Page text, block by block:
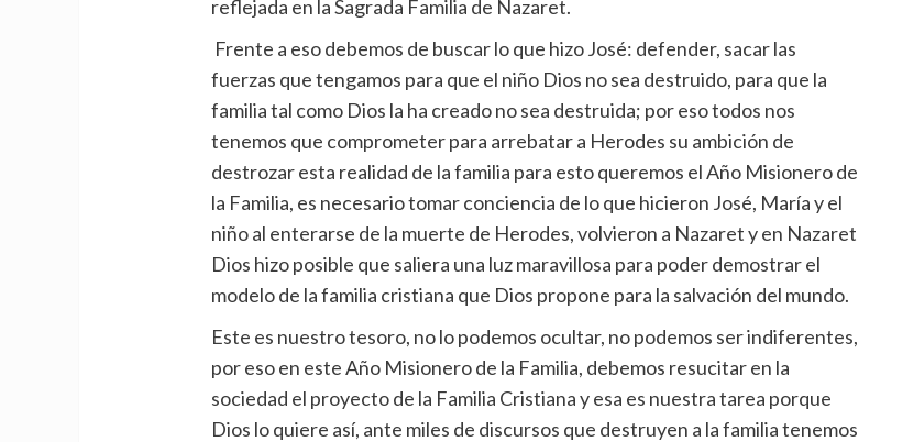
reflejada en la Sagrada Familia de Nazaret.
Frente a eso debemos de buscar lo que hizo José: defender, sacar las
fuerzas que tengamos para que el niño Dios no sea destruido, para que la
familia tal como Dios la ha creado no sea destruida; por eso todos nos
tenemos que comprometer para arrebatar a Herodes su ambición de
destrozar esta realidad de la familia para esto queremos el Año Misionero de
la Familia, es necesario tomar conciencia de lo que hicieron José, María y el
niño al enterarse de la muerte de Herodes, volvieron a Nazaret y en Nazaret
Dios hizo posible que saliera una luz maravillosa para poder demostrar el
modelo de la familia cristiana que Dios propone para la salvación del mundo.
Este es nuestro tesoro, no lo podemos ocultar, no podemos ser indiferentes,
por eso en este Año Misionero de la Familia, debemos resucitar en la
sociedad el proyecto de la Familia Cristiana y esa es nuestra tarea porque
Dios lo quiere así, ante miles de discursos que destruyen a la familia tenemos